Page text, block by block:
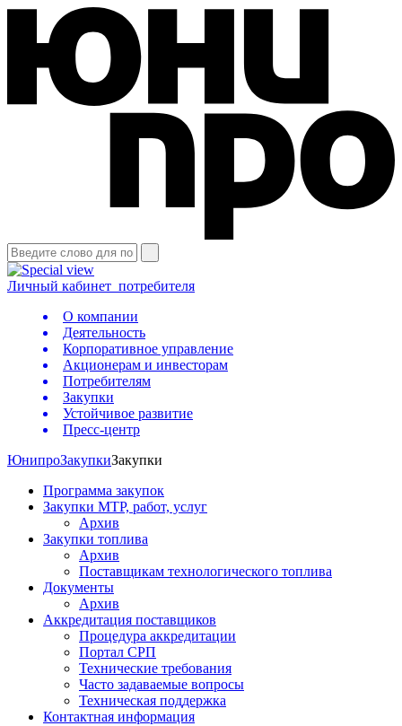
Личный кабинет потребителя
О компании
Деятельность
Корпоративное управление
Акционерам и инвесторам
Потребителям
Закупки
Устойчивое развитие
Пресс-центр
ЮнипроЗакупкиЗакупки
Программа закупок
Закупки МТР, работ, услуг
Архив
Закупки топлива
Архив
Поставщикам технологического топлива
Документы
Архив
Аккредитация поставщиков
Процедура аккредитации
Портал СРП
Технические требования
Часто задаваемые вопросы
Техническая поддержка
Контактная информация